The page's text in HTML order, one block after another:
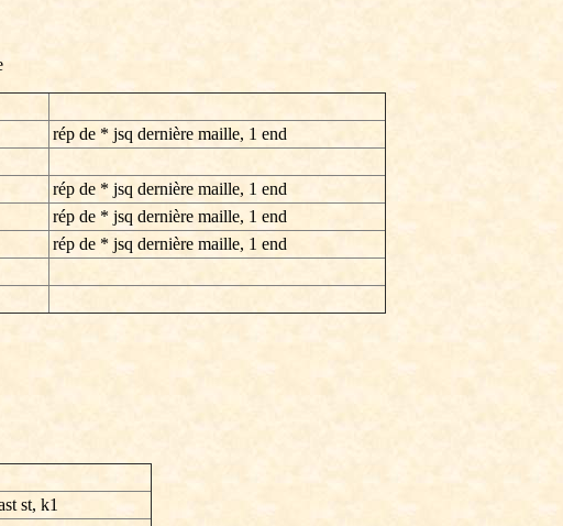
rép de * jsq dernière maille, 1 end
rép de * jsq dernière maille, 1 end
rép de * jsq dernière maille, 1 end
rép de * jsq dernière maille, 1 end
st, k1